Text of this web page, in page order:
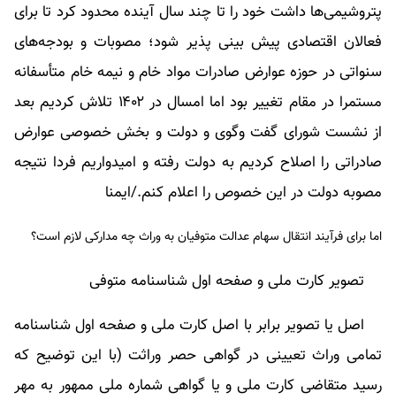
پتروشیمی‌ها داشت خود را تا چند سال آینده محدود کرد تا برای
فعالان اقتصادی پیش بینی پذیر شود؛ مصوبات و بودجه‌های
سنواتی در حوزه عوارض صادرات مواد خام و نیمه خام متأسفانه
مستمرا در مقام تغییر بود اما امسال در ۱۴۰۲ تلاش کردیم بعد
از نشست شورای گفت وگوی و دولت و بخش خصوصی عوارض
صادراتی را اصلاح کردیم به دولت رفته و امیدواریم فردا نتیجه
مصوبه دولت در این خصوص را اعلام کنم./ایمنا
اما برای فرآیند انتقال سهام عدالت متوفیان به وراث چه مدارکی لازم است؟
تصویر کارت ملی و صفحه اول شناسنامه متوفی
اصل یا تصویر برابر با اصل کارت ملی و صفحه اول شناسنامه
تمامی وراث تعیینی در گواهی حصر وراثت (با این توضیح که
رسید متقاضی کارت ملی و یا گواهی شماره ملی ممهور به مهر